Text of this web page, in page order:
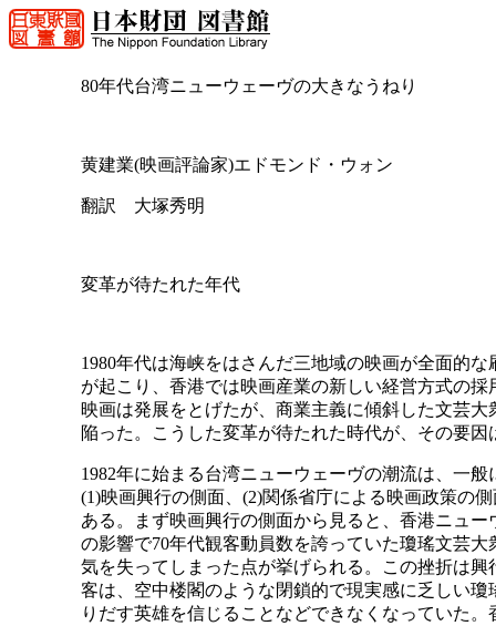
80年代台湾ニューウェーヴの大きなうねり
黄建業(映画評論家)エドモンド・ウォン
翻訳 大塚秀明
変革が待たれた年代
1980年代は海峡をはさんだ三地域の映画が全面的
が起こり、香港では映画産業の新しい経営方式の
映画は発展をとげたが、商業主義に傾斜した文芸
陥った。こうした変革が待たれた時代が、その要
1982年に始まる台湾ニューウェーヴの潮流は、一
(1)映画興行の側面、(2)関係省庁による映画政策の
ある。まず映画興行の側面から見ると、香港ニュ
の影響で70年代観客動員数を誇っていた瓊瑤文芸
気を失ってしまった点が挙げられる。この挫折は
客は、空中楼閣のような閉鎖的で現実感に乏しい
りだす英雄を信じることなどできなくなっていた